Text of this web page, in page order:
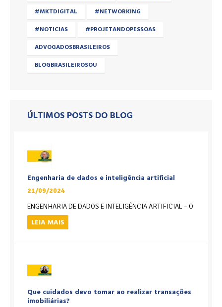
#MKTDIGITAL
#NETWORKING
#NOTICIAS
#PROJETANDOPESSOAS
ADVOGADOSBRASILEIROS
BLOGBRASILEIROSOU
ÚLTIMOS POSTS DO BLOG
Engenharia de dados e inteligência artificial
21/09/2024
ENGENHARIA DE DADOS E INTELIGÊNCIA ARTIFICIAL – O
LEIA MAIS
Que cuidados devo tomar ao realizar transações
imobiliárias?